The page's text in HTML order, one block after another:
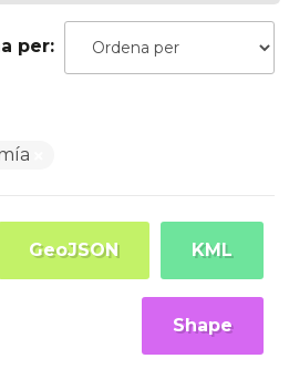
per
KML
GeoJSON
Shape